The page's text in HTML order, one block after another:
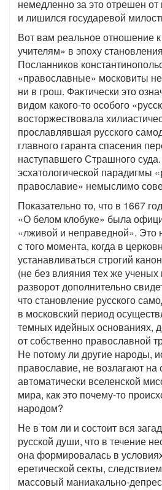
немедленно за это отрешен от
и лишился государевой
Вот вам реальное отношение к
учителям» в эпоху
Посланников
«православные» московиты
ни в грош. Фактически это
видом какого-то особого
восторжествовала
прославлявшая русского
главного гаранта спасения
наступавшего Страшного
эсхатологической парадигмы
православие» немыслимо
Показательно то, что в 1667
«О белом клобуке» была
«лживой и неправедной». Это
с того момента, когда в
устанавливаться строгий
(не без влияния тех же ученых
разворот дополнительно
что становление русского
в московский период
темных идейных основаниях,
от собственно православной
Не потому ли другие народы,
православие, не возлагают на
автоматически вселенской
мира, как это почему-то
народом?
Не в том ли и состоит вся
русской души, что в течение
она формировалась в
еретической секты,
массовый маниакально-